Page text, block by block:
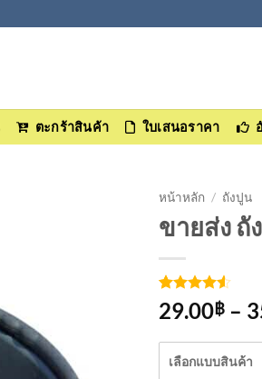
ตะกร้าสินค้า ใบเสนอราคา
หน้าหลัก / ถังปูน
ขายส่ง ถั
ให้คะแนน
4.5จาก 5
เต็มบน
4
การให้
29.00฿ –
เลือกแบบสินค้า